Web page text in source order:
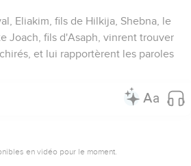
Eliakim, fils de Hilkija, Shebna, le
Joach, fils d'Asaph, vinrent trouver
et lui rapportèrent les paroles
en vidéo pour le moment.